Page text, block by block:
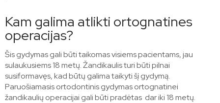
Kam galima atlikti ortognatines
operacijas?
Šis gydymas gali būti taikomas visiems pacientams, jau
sulaukusiems 18 metų. Žandikaulis turi būti pilnai
susiformavęs, kad būtų galima taikyti šį gydymą.
Paruošiamasis ortodontinis gydymas ortognatinei
žandikaulių operacijai gali būti pradėtas dar iki 18 metų.